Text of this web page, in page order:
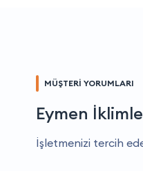
MÜŞTERİ YORUMLARI
Eymen
İşletmenizi tercih